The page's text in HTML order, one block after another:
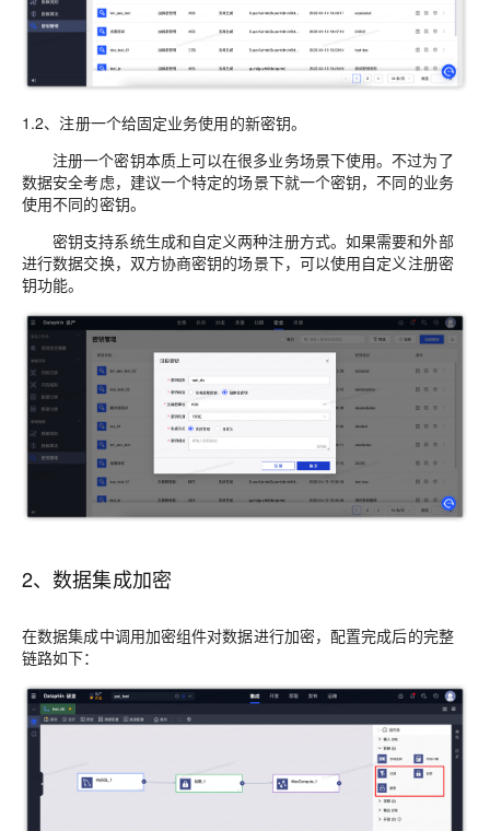
1.2、注册一个给固定业务使用的新密钥。
注册一个密钥本质上可以在很多业务场景下使用。不过为了
数据安全考虑，建议一个特定的场景下就一个密钥，不同的业务
使用不同的密钥。
密钥支持系统生成和自定义两种注册方式。如果需要和外部
进行数据交换，双方协商密钥的场景下，可以使用自定义注册密
钥功能。
2、数据集成加密
在数据集成中调用加密组件对数据进行加密，配置完成后的完整
链路如下：